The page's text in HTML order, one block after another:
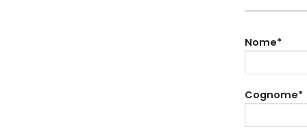
Nome*
Cognome*